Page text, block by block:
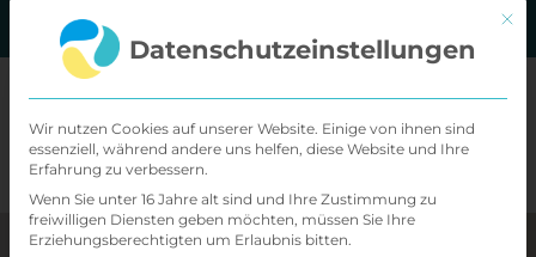
Inhalt
springen
Mit
Datenschutzeinstellungen
Wir nutzen Cookies auf unserer Website. Einige von ihnen sind
essenziell, während andere uns helfen, diese Website und Ihre
Erfahrung zu verbessern.
Wenn Sie unter 16 Jahre alt sind und Ihre Zustimmung zu
freiwilligen Diensten geben möchten, müssen Sie Ihre
Erziehungsberechtigten um Erlaubnis bitten.